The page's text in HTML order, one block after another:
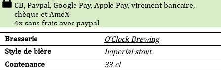
Brasserie
O'Clock Brewing
Style de bière
Imperial stout
Contenance
33 cl
CB, Paypal, Google Pay, Apple Pay, virement bancaire,
chèque et AmeX
4x sans frais avec paypal